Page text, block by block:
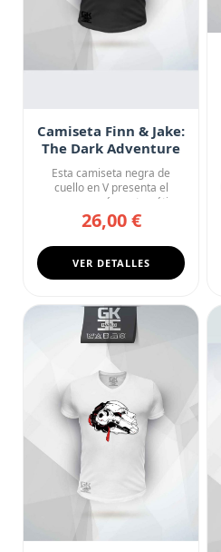
Camiseta Finn & Jake:
The Dark Adventure
Esta camiseta negra de
cuello en V presenta el
crossover más matemático
de la...
26,00 €
VER DETALLES